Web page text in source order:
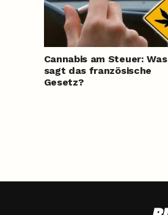
Cannabis am Steuer: Was
sagt das französische
Gesetz?